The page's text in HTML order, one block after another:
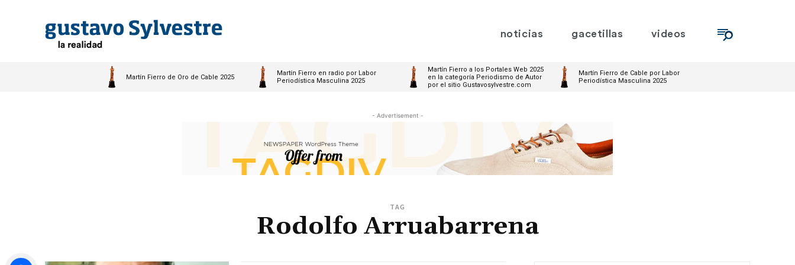
noticias gacetillas videos
Martín Fierro de Oro de Cable 2025
Martín Fierro en radio por Labor
Periodística Masculina 2025
Martín Fierro a los Portales Web 2025
en la categoría Periodismo de Autor
por el sitio Gustavosylvestre.com
Martín Fierro de Cable por Labor
Periodística Masculina 2025
- Advertisement -
TAG
Rodolfo Arruabarrena